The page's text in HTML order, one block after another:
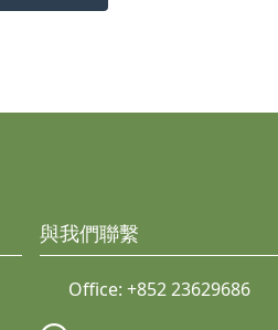
與我們聯繫
Office: +852 23629686